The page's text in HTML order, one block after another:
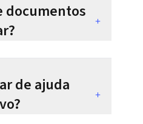
documentos
de ajuda